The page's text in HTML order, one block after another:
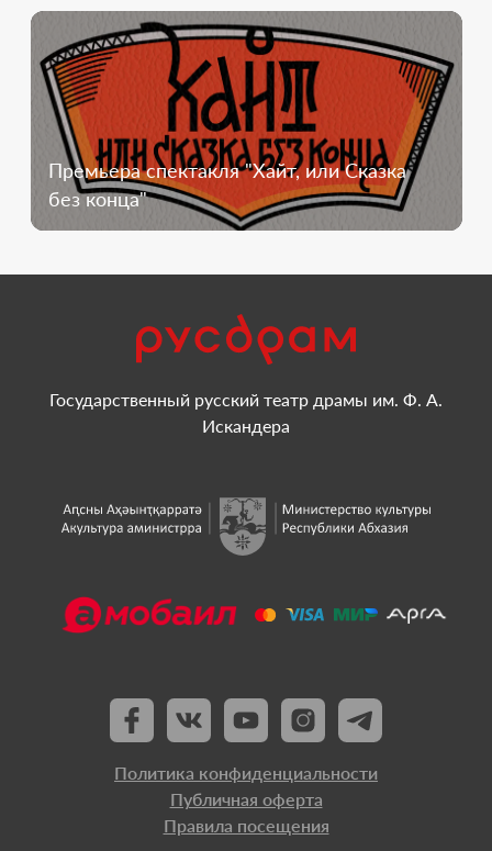
Премьера спектакля "Хайт, или Сказка
без конца"
Государственный русский театр драмы им. Ф. А.
Искандера
Политика конфиденциальности
Публичная оферта
Правила посещения